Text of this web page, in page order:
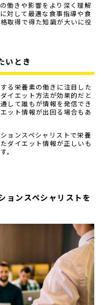
働きや影響をより深く理解
対して最適な食事指導や食
取得で得た知識が大いに役
いとき
る栄養素の働きに注目した
イエット方法が効果的だと
して誰もが情報を発信でき
ット情報が出回る場合もあ
ョンスペシャリストで栄養
ダイエット情報が正しいも
。
ョンスペシャリストを